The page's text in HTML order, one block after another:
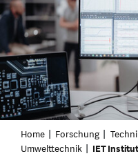
Home Forschung
Umwelttechnik
IET